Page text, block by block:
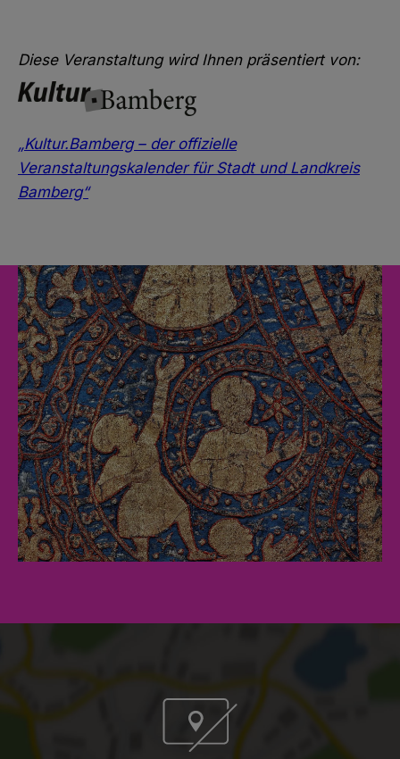
Diese Veranstaltung wird Ihnen präsentiert von:
„Kultur.Bamberg – der offizielle
Veranstaltungskalender für Stadt und Landkreis
Bamberg“